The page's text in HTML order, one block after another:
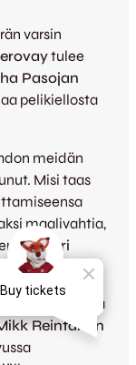
varsin
tulee
Pasojan
pelikiellosta
meidän
Misi taas
maalivahtia,
Jori
Latikka
palaa
Reintamin